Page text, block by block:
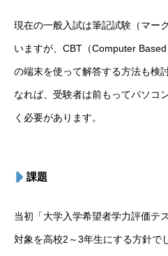
現在の一般入試は筆記試験（マー
いますが、CBT（Computer
の端末を使って解答する方法も検
なれば、受験者は前もってパソコ
く必要があります。
課題
当初「大学入学希望者学力評価テ
対象を高校2～3年生にする方針で